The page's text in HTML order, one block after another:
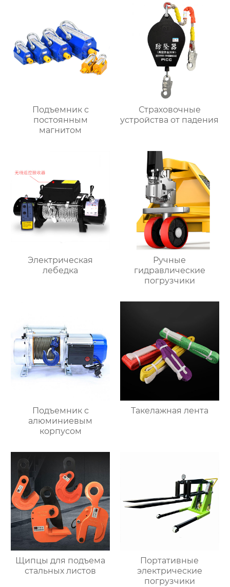
Подъемник с
постоянным
магнитом
Страховочные
устройства от падения
Электрическая
лебедка
Ручные
гидравлические
погрузчики
Подъемник с
алюминиевым
корпусом
Такелажная лента
Щипцы для подъема
стальных листов
Портативные
электрические
погрузчики